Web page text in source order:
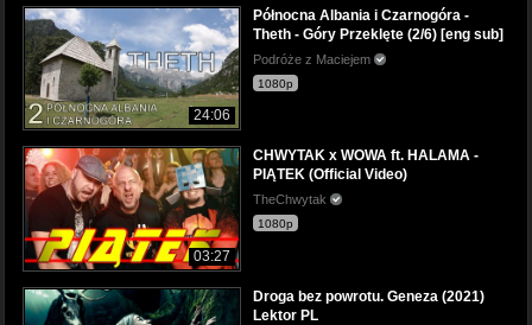
24:06
Północna Albania i Czarnogóra -
Theth - Góry Przeklęte (2/6) [eng sub]
Podróże z Maciejem
1080p
03:27
CHWYTAK x WOWA ft. HALAMA -
PIĄTEK (Official Video)
TheChwytak
1080p
Droga bez powrotu. Geneza (2021)
Lektor PL